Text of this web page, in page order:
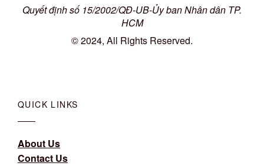
Quyết định số 15/2002/QĐ-UB-Ủy ban Nhân dân TP.
HCM
© 2024, All Rights Reserved.
QUICK LINKS
About Us
Contact Us